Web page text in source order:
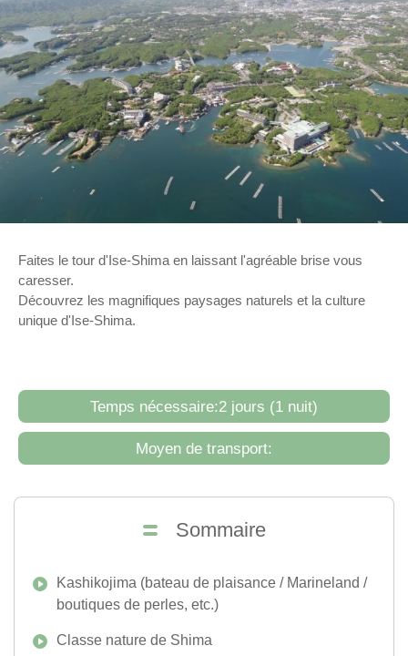
Faites le tour d'Ise-Shima en laissant l'agréable brise vous
caresser.
Découvrez les magnifiques paysages naturels et la culture
unique d'Ise-Shima.
Temps nécessaire:2 jours (1 nuit)
Moyen de transport:
Sommaire
Kashikojima (bateau de plaisance / Marineland /
boutiques de perles, etc.)
Classe nature de Shima